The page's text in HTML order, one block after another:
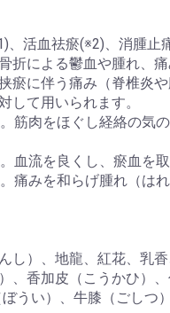
活血祛瘀(※2)、消腫止
折による鬱血や腫れ、
瘀に伴う痛み（脊椎炎
して用いられます。
筋肉をほぐし経絡の気
血流を良くし、瘀血を取
痛みを和らげ腫れ（は
し）、地龍、紅花、乳
、香加皮（こうかひ）
うい）、牛膝（ごしつ）